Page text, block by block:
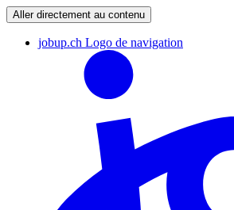
Aller directement au contenu
jobup.ch Logo de navigation